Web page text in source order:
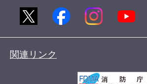
関連リンク